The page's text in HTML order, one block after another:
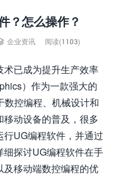
？怎么操作？
企业资讯 阅读(1103)
术已成为提升生产效率
）作为一款强大的
控编程、机械设计和
移动设备的普及，很多
行UG编程软件，并通过
细探讨UG编程软件在手
及移动端数控编程的优